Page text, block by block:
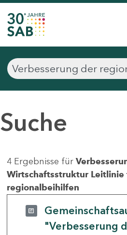
Suche
4 Ergebnisse für
Wirtschaftsstruktur Leitlinie
regionalbeihilfen
"Verbesserung